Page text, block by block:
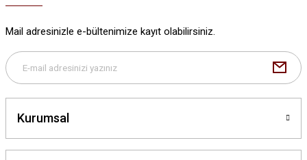
Bu ürüne benzer farklı alternatifler olmalı.
Mail adresinizle e-bültenimize kayıt olabilirsiniz.
Kurumsal